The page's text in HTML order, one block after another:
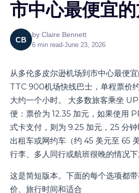
市中心最便宜
CB
by Claire Bennett
6 min read•June 23, 2026
从多伦多皮尔逊机场到市中心最便
TTC 900机场快线巴士，单程票价
大约一个小时。 大多数旅客乘坐
便：票价为 12.35 加元，如果使用
式卡支付，则为 9.25 加元，25 分钟
出租车或网约车（约 45 美元至 65
行李、多人同行或航班很晚的情况下
这是简短版本。下面的每个选项都
价、旅行时间和适合